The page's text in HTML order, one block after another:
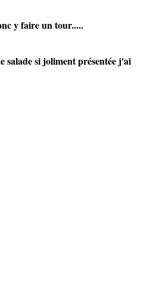
y faire un tour.....
salade si joliment présentée j'ai